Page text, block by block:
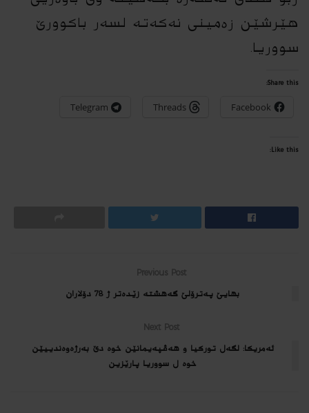
هێرشێن زه‌مینى نه‌كه‌ته‌ لسه‌ر باكوورێ
سووریا.
Share this:
Facebook
Threads
Telegram
Like this:
Previous Post
بهایێ په‌ترۆلێ گه‌هشته‌ زێده‌تر ژ 78 دۆلاران
Next Post
ئەمریكا: لگەل توركیا و هەڤپەیمانێن خوە دێ بەرژەوەندییێن
خوە ل سووریا پارێزین